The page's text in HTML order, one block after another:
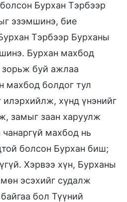
Бурхан Тэрбээр
эзэмшинэ, бие
Тэрбээр Бурханы
Бурхан махбод
зорьж буй ажлаа
махбод болдог тул
хүнд үнэнийг
замыг заан харуулж
махбод нь
болсон Бурхан биш;
Хэрвээ хүн, Бурханы
эсэхийг судалж
бол Түүний